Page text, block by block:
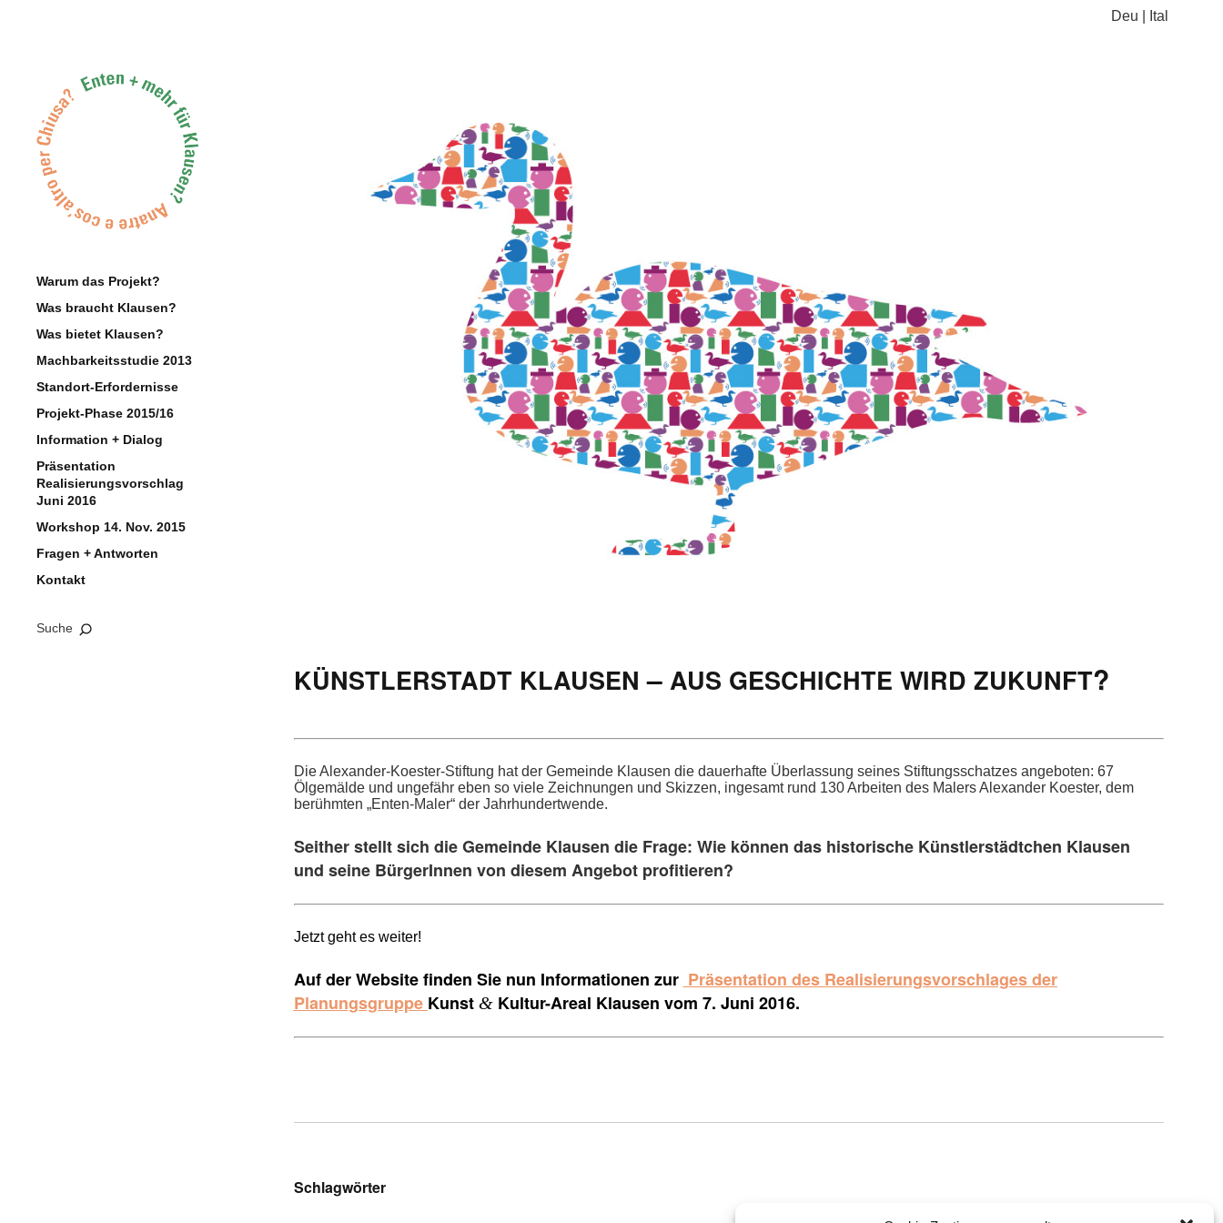
Deu Ital
Warum das Projekt?
Was braucht Klausen?
Was bietet Klausen?
Machbarkeitsstudie 2013
Standort-Erfordernisse
Projekt-Phase 2015/16
Information + Dialog
Präsentation
Realisierungsvorschlag
Juni 2016
Workshop 14. Nov. 2015
Fragen + Antworten
Kontakt
Suche
KÜNSTLERSTADT KLAUSEN – AUS GESCHICHTE WIRD ZUKUNFT?
Die Alexan­der-Koester-Stiftung hat der Gemeinde Klausen die dauer­hafte Über­las­sung seines Stiftungss­chatzes ange­boten: 67
Ölgemälde und unge­fähr eben so viele Zeich­nun­gen und Skizzen, inge­samt rund 130 Arbeit­en des Malers Alexan­der Koester, dem
berühmten „Enten-Maler“ der Jahrhundertwende.
Seither stellt sich die Gemeinde Klausen die Frage: Wie können das historische Künstlerstädtchen Klausen
und seine BürgerInnen von diesem Angebot profitieren?
Jet­zt geht es weiter!
Auf der Website finden Sie nun Informationen zur Präsentation des Realisierungsvorschlages der
Planungsgruppe Kunst &Kultur-Areal Klausen vom 7. Juni 2016.
Schlagwörter